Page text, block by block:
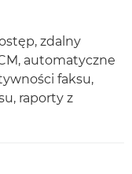
zdalny
automatyczne
faksu,
raporty z